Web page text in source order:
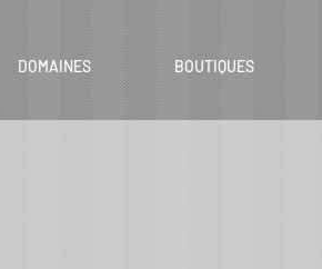
DOMAINES BOUTIQUES